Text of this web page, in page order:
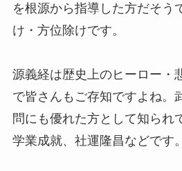
を根源から指導した方だそう
け・方位除けです。
源義経は歴史上のヒーロー・
で皆さんもご存知ですよね。
問にも優れた方として知られ
学業成就、社運隆昌などです。